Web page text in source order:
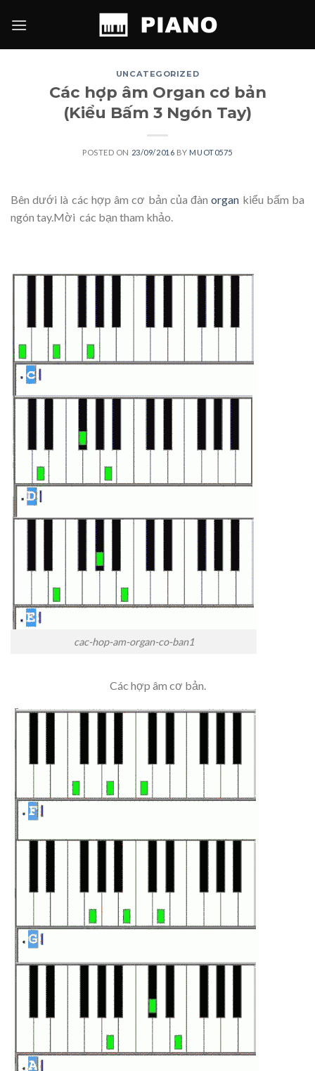
UNCATEGORIZED
Các hợp âm Organ cơ bản
(Kiểu Bấm 3 Ngón Tay)
POSTED ON 23/09/2016 BY MUOT0575
Bên dưới là các hợp âm cơ bản của đànorgan kiểu bấm ba
ngón tay.Mời các bạn tham khảo.
cac-hop-am-organ-co-ban1
Các hợp âm cơ bản.